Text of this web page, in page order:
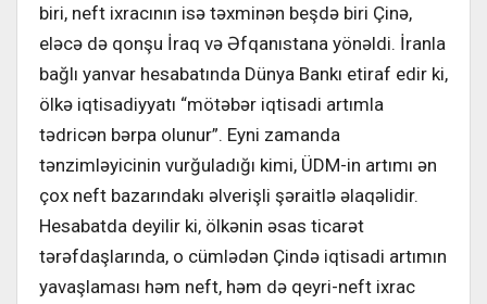
biri, neft ixracının isə təxminən beşdə biri Çinə,
eləcə də qonşu İraq və Əfqanıstana yönəldi. İranla
bağlı yanvar hesabatında Dünya Bankı etiraf edir ki,
ölkə iqtisadiyyatı “mötəbər iqtisadi artımla
tədricən bərpa olunur”. Eyni zamanda
tənzimləyicinin vurğuladığı kimi, ÜDM-in artımı ən
çox neft bazarındakı əlverişli şəraitlə əlaqəlidir.
Hesabatda deyilir ki, ölkənin əsas ticarət
tərəfdaşlarında, o cümlədən Çində iqtisadi artımın
yavaşlaması həm neft, həm də qeyri-neft ixrac